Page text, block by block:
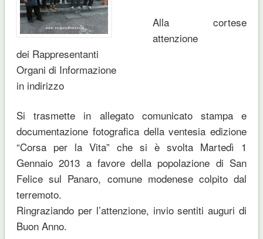
Alla cortese
attenzione
dei Rappresentanti
Organi di Informazione
in indirizzo
Si trasmette in allegato comunicato stampa e
documentazione fotografica della ventesia edizione
“Corsa per la Vita” che si è svolta Martedì 1
Gennaio 2013 a favore della popolazione di San
Felice sul Panaro, comune modenese colpito dal
terremoto.
Ringraziando per l’attenzione, invio sentiti auguri di
Buon Anno.